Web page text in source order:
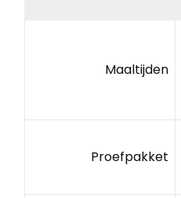
Maaltijden
Proefpakket